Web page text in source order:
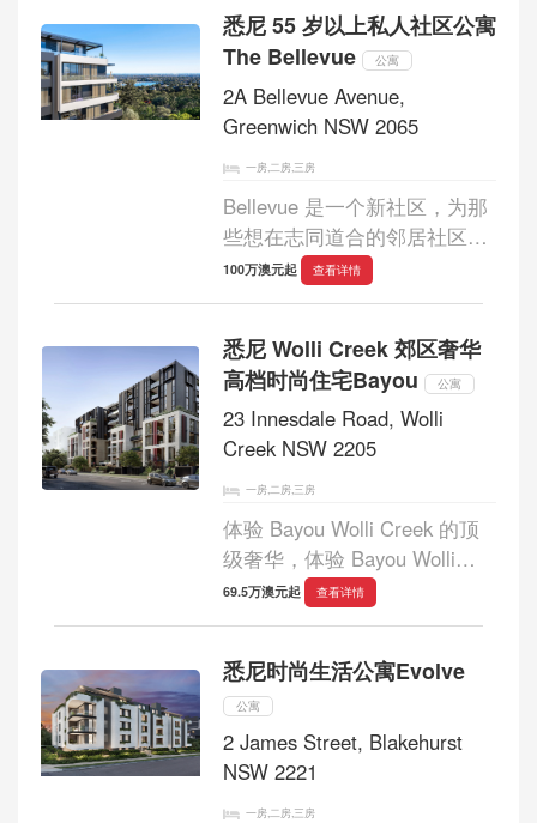
悉尼 55 岁以上私人社区公寓
The Bellevue
公寓
2A Bellevue Avenue,
Greenwich NSW 2065
一房,二房,三房
Bellevue 是一个新社区，为那
些想在志同道合的邻居社区中
寻找新居的人提供 35 套宽敞
区设施和活动，是隐私和社交
的独特融合...
100万澳元起 查看详情
悉尼 Wolli Creek 郊区奢华
高档时尚住宅Bayou
公寓
23 Innesdale Road, Wolli
Creek NSW 2205
一房,二房,三房
体验 Bayou Wolli Creek 的顶
级奢华，体验 Bayou Wolli
Creek 的顶级现代都市生活方
式，这是 TQM 在悉尼充满活
地标性建筑。该项目坐落在风
景如画的库克斯河沿岸，提
供...
69.5万澳元起 查看详情
悉尼时尚生活公寓Evolve
公寓
2 James Street, Blakehurst
NSW 2221
一房,二房,三房